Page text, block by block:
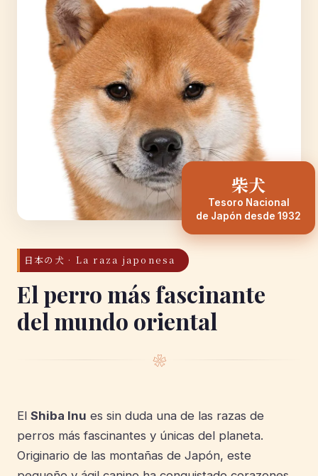
柴犬
Tesoro Nacional
de Japón desde 1932
日本の犬 · La raza japonesa
El perro más fascinante
del mundo oriental
❀
El Shiba Inu es sin duda una de las razas de
perros más fascinantes y únicas del planeta.
Originario de las montañas de Japón, este